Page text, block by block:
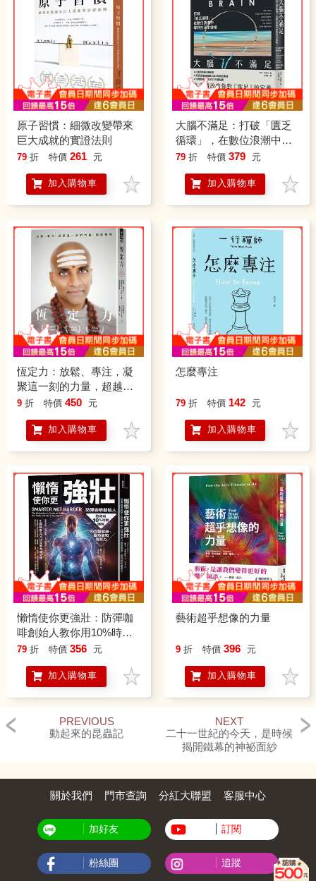
原子習慣：細微改變帶來
巨大成就的實證法則
79 折 特價 261 元
加入購物車
大腦不滿足：打破「匱乏
循環」，在數位浪潮中奪
回生活主導權
79 折 特價 379 元
加入購物車
恆定力：放鬆、專注，凝
聚這一刻的力量，超越巔
峰
9 折 特價 450 元
加入購物車
怎麼專注
79 折 特價 142 元
加入購物車
懶惰使你更強壯：防彈咖
啡創始人教你用10%時間
增強心血管健康、腦功能
79 折 特價 356 元
加入購物車
藝術超乎想像的力量
9 折 特價 396 元
加入購物車
PREVIOUS
動起來的昆蟲記
NEXT
二十一世紀的今天，是時候
揭開鐵幕的神祕面紗
關於我們 門市查詢 分紅大聯盟 客服中心
加好友 訂閱
粉絲團 追蹤